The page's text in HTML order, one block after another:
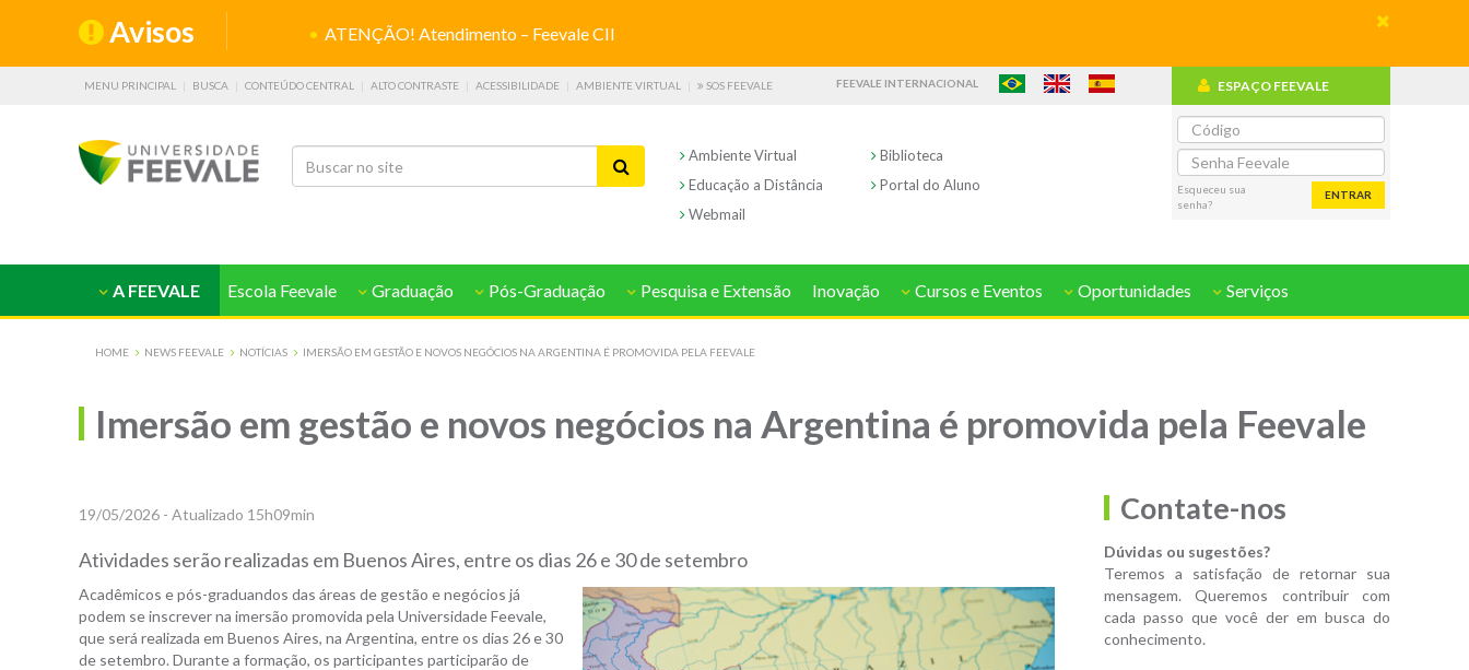
Avisos ATENÇÃO! Atendimento – Feevale CII
MENU PRINCIPAL BUSCA CONTEÚDO CENTRAL ALTO CONTRASTE ACESSIBILIDADE AMBIENTE VIRTUAL SOS FEEVALE FEEVALE INTERNACIONAL
Ambiente Virtual
Biblioteca
Educação a Distância
Portal do Aluno
Webmail
ESPAÇO FEEVALE
Esqueceu sua
senha?
ENTRAR
A FEEVALE Escola Feevale Graduação Pós-Graduação Pesquisa e Extensão Inovação Cursos e Eventos Oportunidades Serviços
HOME NEWS FEEVALE NOTÍCIAS IMERSÃO EM GESTÃO E NOVOS NEGÓCIOS NA ARGENTINA É PROMOVIDA PELA FEEVALE
Imersão em gestão e novos negócios na Argentina é promovida pela Feevale
19/05/2026 - Atualizado 15h09min
Atividades serão realizadas em Buenos Aires, entre os dias 26 e 30 de setembro
Acadêmicos e pós-graduandos das áreas de gestão e negócios já
podem se inscrever na imersão promovida pela Universidade Feevale,
que será realizada em Buenos Aires, na Argentina, entre os dias 26 e 30
de setembro. Durante a formação, os participantes participarão de
Contate-nos
Dúvidas ou sugestões?
Teremos a satisfação de retornar sua
mensagem. Queremos contribuir com
cada passo que você der em busca do
conhecimento.